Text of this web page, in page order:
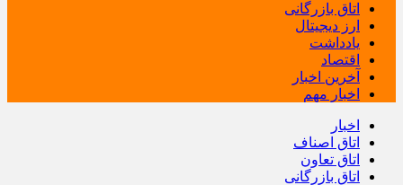
اتاق بازرگانی
ارز دیجیتال
یادداشت
اقتصاد
آخرین اخبار
اخبار مهم
اخبار
اتاق اصناف
اتاق تعاون
اتاق بازرگانی